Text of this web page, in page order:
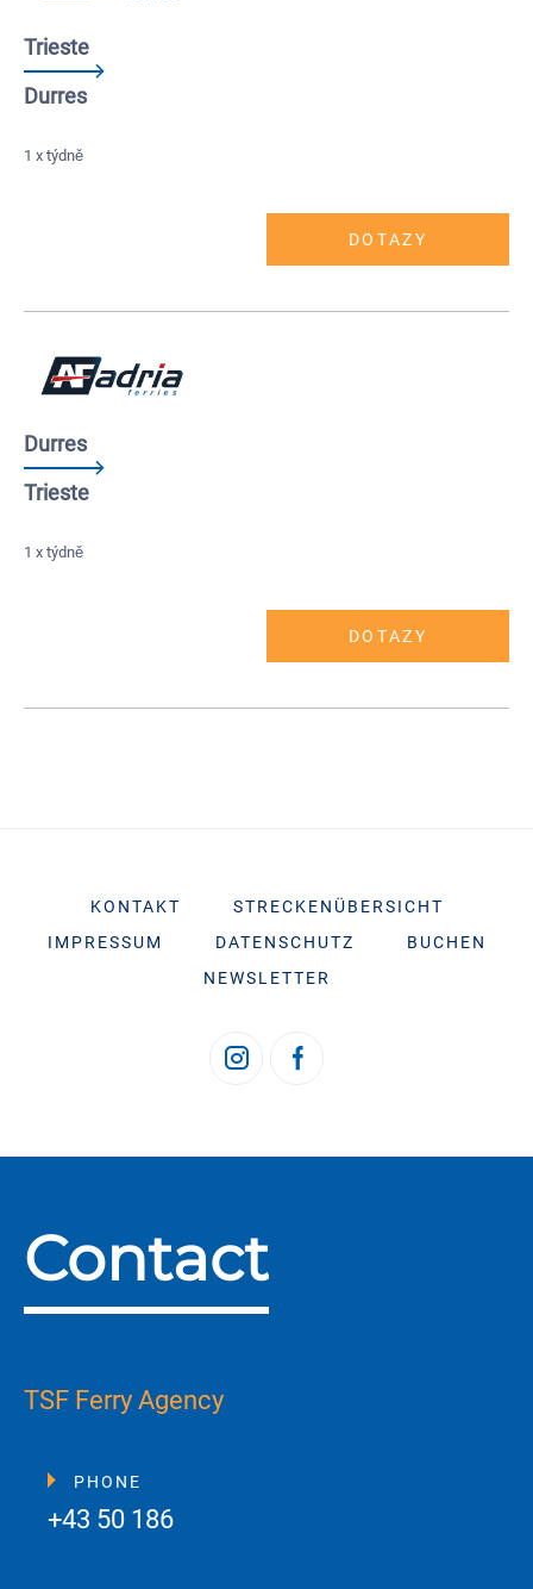
Trieste
Durres
1 x týdně
DOTAZY
Durres
Trieste
1 x týdně
DOTAZY
KONTAKT
STRECKENÜBERSICHT
IMPRESSUM
DATENSCHUTZ
BUCHEN
NEWSLETTER
Contact
TSF Ferry Agency
PHONE
+43 50 186